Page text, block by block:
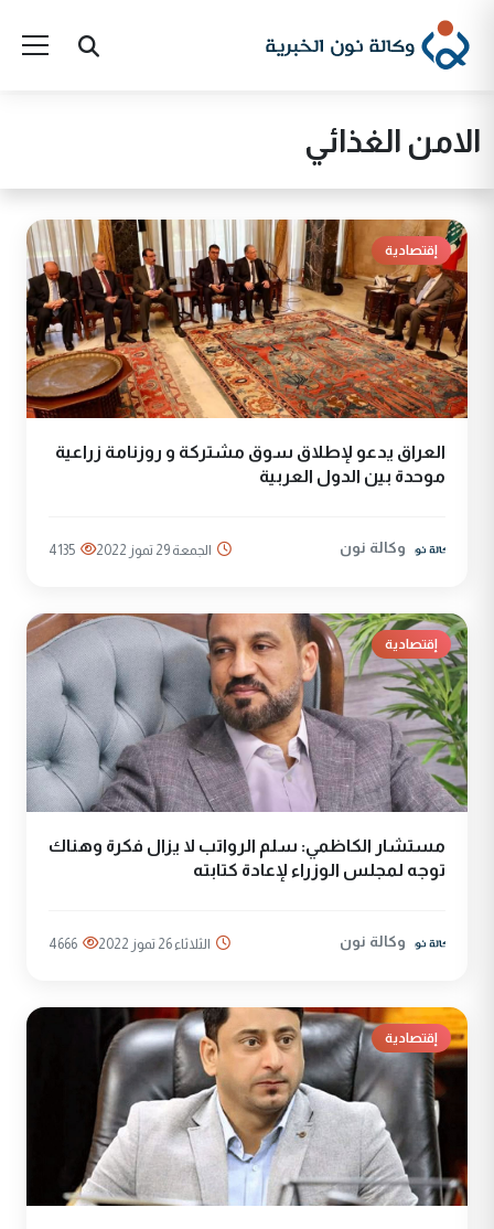
الامن الغذائي
إقتصادية
العراق يدعو لإطلاق سوق مشتركة و روزنامة زراعية
موحدة بين الدول العربية
وكالة نون الجمعة 29 تموز 2022 4135
إقتصادية
مستشار الكاظمي: سلم الرواتب لا يزال فكرة وهناك
توجه لمجلس الوزراء لإعادة كتابته
وكالة نون الثلاثاء 26 تموز 2022 4666
إقتصادية